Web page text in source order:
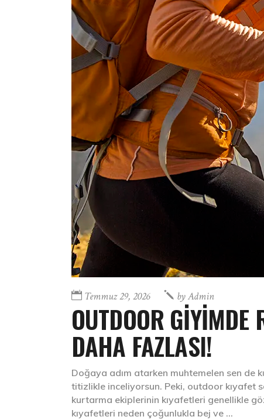
Temmuz 29, 2026 byAdmin
OUTDOOR GİYİMDE
DAHA FAZLASI!
Doğaya adım atarken muhtemelen sen de
titizlikle inceliyorsun. Peki, outdoor kıyafet
kurtarma ekiplerinin kıyafetleri genellikle
kıyafetleri neden çoğunlukla bej ve